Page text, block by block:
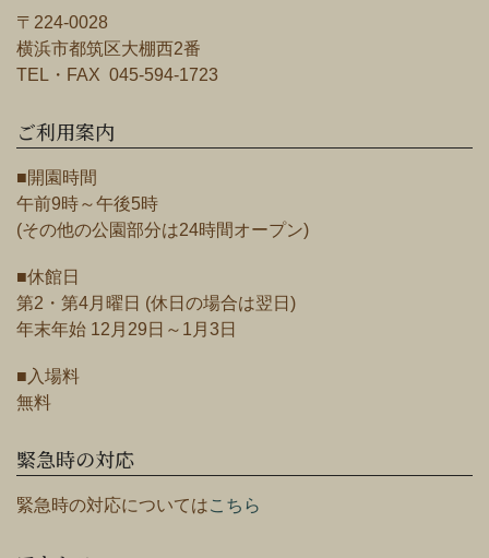
〒224-0028
横浜市都筑区大棚西2番
TEL・FAX 045-594-1723
ご利用案内
■開園時間
午前9時～午後5時
(その他の公園部分は24時間オープン)
■休館日
第2・第4月曜日 (休日の場合は翌日)
年末年始 12月29日～1月3日
■入場料
無料
緊急時の対応
緊急時の対応についてはこちら